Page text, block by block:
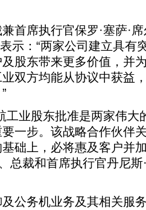
席执行官保罗·塞萨·席
示：“两家公司建立具有
股东带来更多价值，并
双方均能从协议中获益
业股东批准是两家伟大
一步。该战略合作伙伴
础上，必将惠及客户并
总裁和首席执行官丹尼
务机业务及其相关服